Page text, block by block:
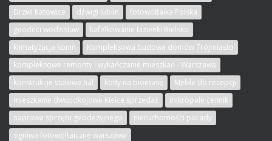
Drzwi Katowice
dźwigi lublin
fotowoltaika Polska
geodeci wodzisław
kafelkowanie łazienki Bielsko
klimatyzacja konin
Kompleksowa budowa domów Trójmiasto
kompleksowe remonty i wykańczanie mieszkań - Warszawa
konstrukcje stalowe hal
kotły na biomasę
Meble do recepcji
mieszkanie dwupokojowe Kielce sprzedaż
mikropale cennik
naprawa sprzętu geodezyjnego
nieruchomości porady
ogniwa fotowoltaiczne warszawa